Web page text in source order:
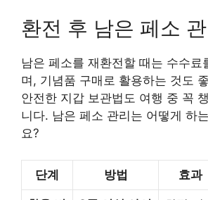
환전 후 남은 페소
남은 페소를 재환전할 때는 수수료
며, 기념품 구매로 활용하는 것도
안전한 지갑 보관법도 여행 중 꼭
니다. 남은 페소 관리는 어떻게 하
요?
단계 방법 효과